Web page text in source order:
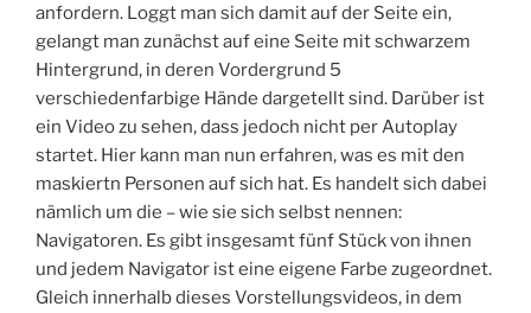
anfordern. Loggt man sich damit auf der Seite ein,
gelangt man zunächst auf eine Seite mit schwarzem
Hintergrund, in deren Vordergrund 5
verschiedenfarbige Hände dargetellt sind. Darüber ist
ein Video zu sehen, dass jedoch nicht per Autoplay
startet. Hier kann man nun erfahren, was es mit den
maskiertn Personen auf sich hat. Es handelt sich dabei
nämlich um die – wie sie sich selbst nennen:
Navigatoren. Es gibt insgesamt fünf Stück von ihnen
und jedem Navigator ist eine eigene Farbe zugeordnet.
Gleich innerhalb dieses Vorstellungsvideos, in dem